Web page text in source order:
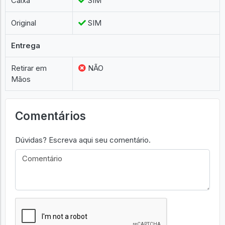
Original SIM
Entrega
Retirar em
Mãos
NÃO
Comentários
Dúvidas? Escreva aqui seu comentário.